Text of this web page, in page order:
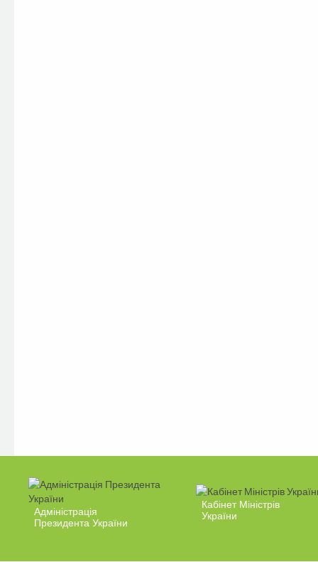
Адміністрація
Президента України
Кабінет Міністрів
України